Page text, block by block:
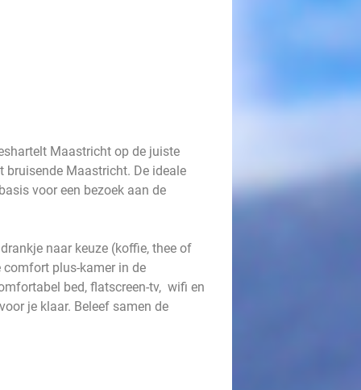
Maastricht op de juiste
bruisende Maastricht. De ideale
voor een bezoek aan de
naar keuze (koffie, thee of
plus-kamer in de
bed, flatscreen-tv, wifi en
je klaar. Beleef samen de